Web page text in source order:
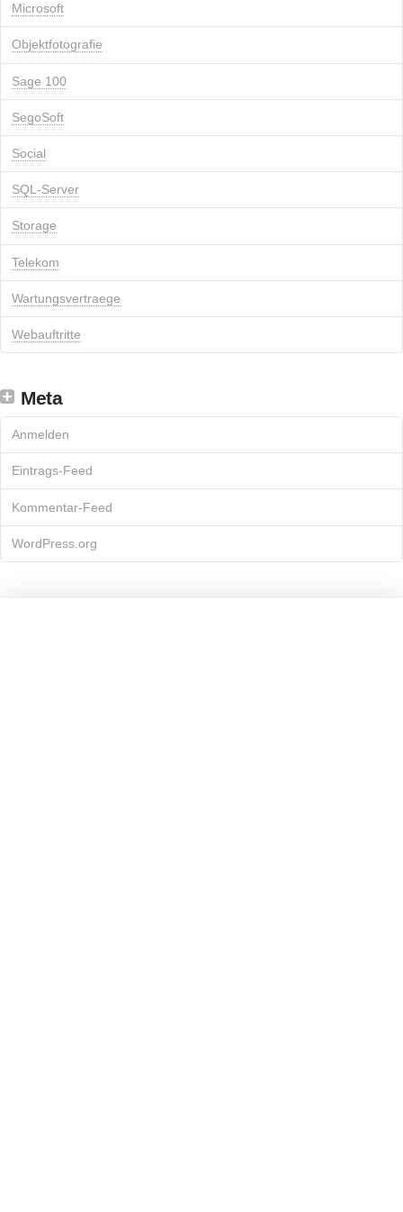
Microsoft
Objektfotografie
Sage 100
SegoSoft
Social
SQL-Server
Storage
Telekom
Wartungsvertraege
Webauftritte
Meta
Anmelden
Eintrags-Feed
Kommentar-Feed
WordPress.org